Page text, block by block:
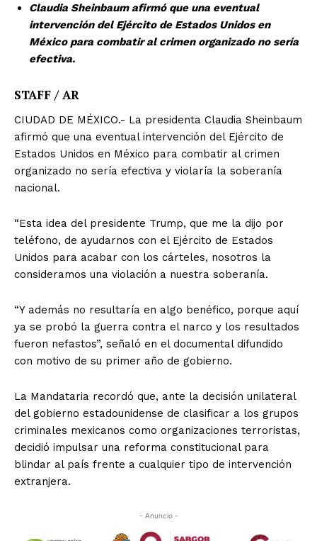
Claudia Sheinbaum afirmó que una eventual
intervención del Ejército de Estados Unidos en
México para combatir al crimen organizado no sería
efectiva.
STAFF / AR
CIUDAD DE MÉXICO.- La presidenta Claudia Sheinbaum
afirmó que una eventual intervención del Ejército de
Estados Unidos en México para combatir al crimen
organizado no sería efectiva y violaría la soberanía
nacional.
“Esta idea del presidente Trump, que me la dijo por
teléfono, de ayudarnos con el Ejército de Estados
Unidos para acabar con los cárteles, nosotros la
consideramos una violación a nuestra soberanía.
“Y además no resultaría en algo benéfico, porque aquí
ya se probó la guerra contra el narco y los resultados
fueron nefastos”, señaló en el documental difundido
con motivo de su primer año de gobierno.
La Mandataria recordó que, ante la decisión unilateral
del gobierno estadounidense de clasificar a los grupos
criminales mexicanos como organizaciones terroristas,
decidió impulsar una reforma constitucional para
blindar al país frente a cualquier tipo de intervención
extranjera.
- Anuncio -